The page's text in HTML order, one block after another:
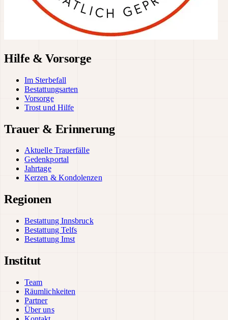
Hilfe & Vorsorge
Im Sterbefall
Bestattungsarten
Vorsorge
Trost und Hilfe
Trauer & Erinnerung
Aktuelle Trauerfälle
Gedenkportal
Jahrtage
Kerzen & Kondolenzen
Regionen
Bestattung Innsbruck
Bestattung Telfs
Bestattung Imst
Institut
Team
Räumlichkeiten
Partner
Über uns